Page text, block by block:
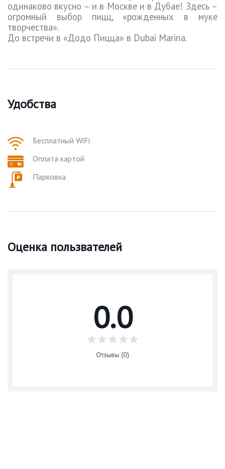
одинаково вкусно – и в Москве и в Дубае! Здесь –
огромный выбор пицц, «рожденных в муке
творчества».
До встречи в «Додо Пицца» в Dubai Marina.
Удобства
Бесплатный WiFi
Оплата картой
Парковка
Оценка пользвателей
0.0
Отзывы (0)